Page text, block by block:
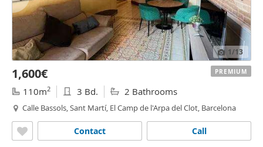
1/13
1,600€
110m2 3 Bd. 2 Bathrooms
Calle Bassols, Sant Martí, El Camp de l'Arpa del Clot, Barcelona
Call
Contact
PREMIUM